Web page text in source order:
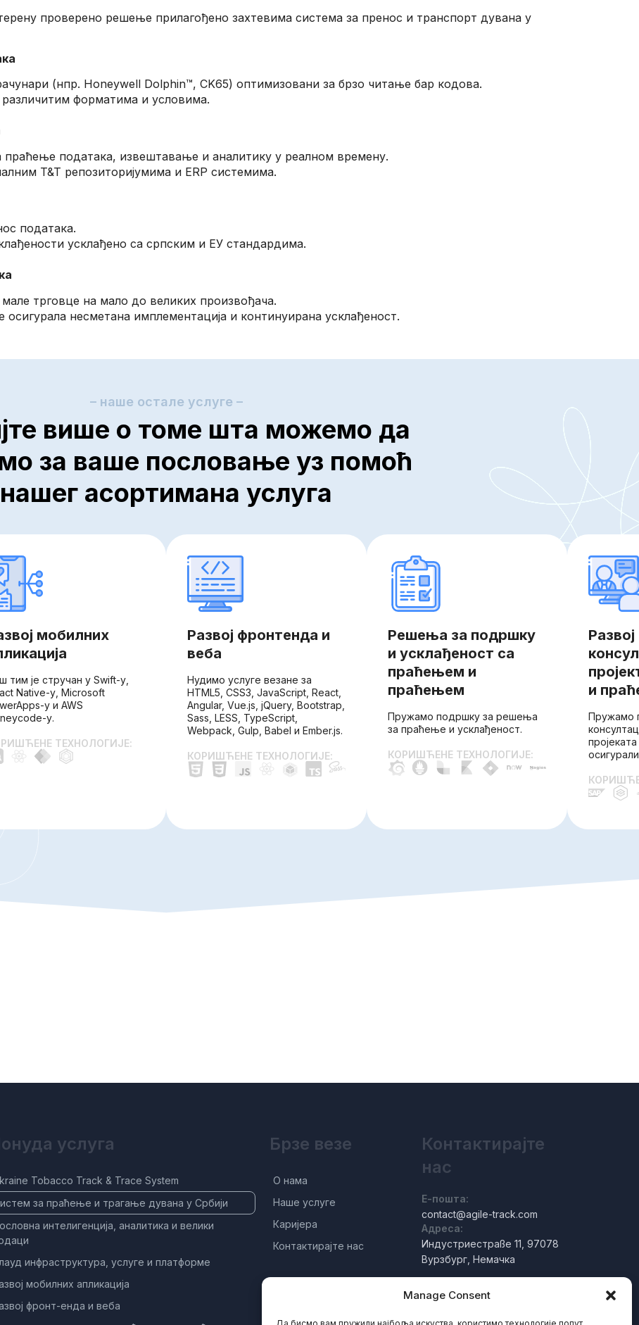
Manage Consent
проверено решење прилагођено захтевима система за пренос и транспорт дувана у
(нпр. Honeywell Dolphin™, CK65) оптимизовани за брзо читање бар кодова.
форматима и условима.
праћење података, извештавање и аналитику у реалном времену.
T&T репозиторијумима и ERP системима.
података.
усклађено са српским и ЕУ стандардима.
трговце на мало до великих произвођача.
несметана имплементација и континуирана усклађеност.
– наше остале услуге –
више о томе шта можемо да
за ваше пословање уз помоћ
нашег асортимана услуга
мобилних
тим је стручан у Swift-у,
Native-у, Microsoft
у и AWS
у.
ТЕХНОЛОГИЈЕ:
Развој фронтенда и
веба
Нудимо услуге везане за
HTML5, CSS3, JavaScript, React,
Angular, Vue.js, jQuery, Bootstrap,
Sass, LESS, TypeScript,
Webpack, Gulp, Babel и Ember.js.
КОРИШЋЕНЕ ТЕХНОЛОГИЈЕ:
Решења за подршку
и усклађеност са
праћењем и
праћењем
Пружамо подршку за решења
за праћење и усклађеност.
КОРИШЋЕНЕ ТЕХНОЛОГИЈЕ:
Развој
и
Пружамо
услуга
Tobacco Track & Trace System
за праћење и трагање дувана у Србији
интелигенција, аналитика и велики
инфраструктура, услуге и платформе
мобилних апликација
фронт-енда и веба
Брзе везе
О нама
Наше услуге
Каријера
Контактирајте нас
Контактирајте
нас
Е-пошта:
contact@agile-track.com
Адреса:
Индустриестраßе 11, 97078
Вурзбург, Немачка